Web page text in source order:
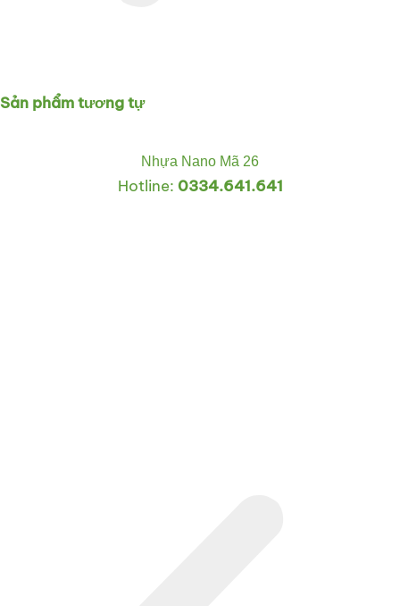
Sản phẩm tương tự
Nhựa Nano Mã 26
Hotline: 0334.641.641